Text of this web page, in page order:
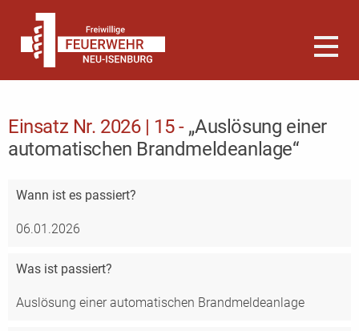
Einsatz Nr. 2026 | 15 - „Auslösung einer
automatischen Brandmeldeanlage“
Wann ist es passiert?
06.01.2026
Was ist passiert?
Auslösung einer automatischen Brandmeldeanlage